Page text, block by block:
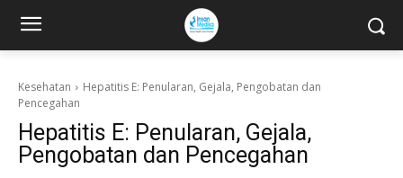
Kesehatan
Hepatitis E: Penularan, Gejala, Pengobatan dan
Pencegahan
Hepatitis E: Penularan, Gejala,
Pengobatan dan Pencegahan